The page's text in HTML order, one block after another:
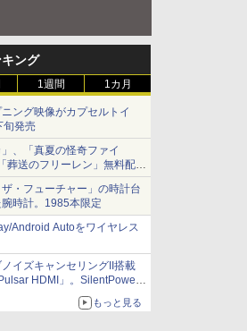
ング
1週間 1カ月
ング映像がカプセルトイ
旬発売
、「真夏の怪奇ファイ
葬送のフリーレン」無料配信
信情報
ザ・フューチャー」の時計台
時計。1985本限定
Android Autoをワイヤレス
イズキャンセリングII搭載
HDMI」。SilentPower
もっと見る